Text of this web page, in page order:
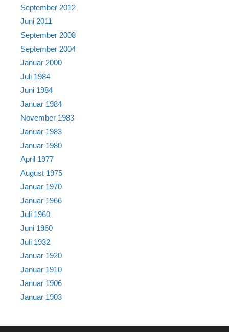
September 2012
Juni 2011
September 2008
September 2004
Januar 2000
Juli 1984
Juni 1984
Januar 1984
November 1983
Januar 1983
Januar 1980
April 1977
August 1975
Januar 1970
Januar 1966
Juli 1960
Juni 1960
Juli 1932
Januar 1920
Januar 1910
Januar 1906
Januar 1903